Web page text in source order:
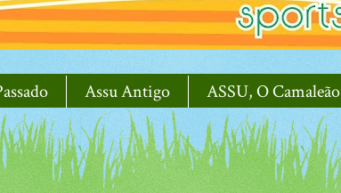
Assu Antigo ASSU, O Camaleão